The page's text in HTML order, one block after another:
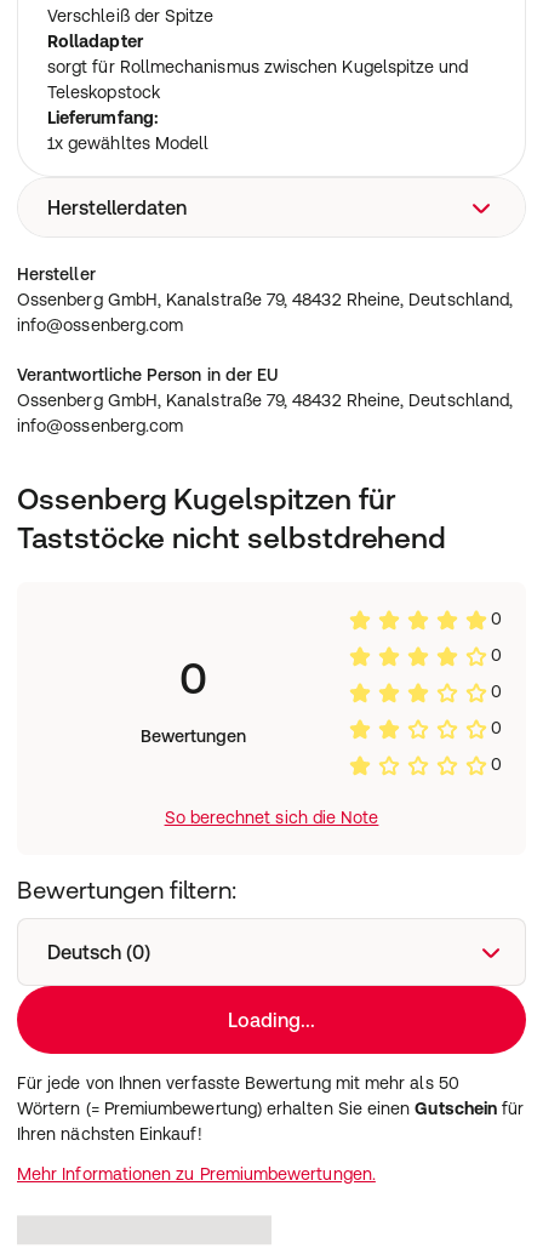
Verschleiß der Spitze
Rolladapter
sorgt für Rollmechanismus zwischen Kugelspitze und
Teleskopstock
Lieferumfang:
1x gewähltes Modell
Herstellerdaten
Ossenberg GmbH, Kanalstraße 79, 48432 Rheine,
Deutschland, info@ossenberg.com
Hersteller
Ossenberg GmbH, Kanalstraße 79, 48432 Rheine, Deutschland,
info@ossenberg.com
Verantwortliche Person in der EU
Ossenberg GmbH, Kanalstraße 79, 48432 Rheine, Deutschland,
info@ossenberg.com
Ossenberg Kugelspitzen für
Taststöcke nicht selbstdrehend
0
Bewertungen
0
0
0
0
0
So berechnet sich die Note
Bewertungen filtern:
Deutsch (0)
Loading...
Für jede von Ihnen verfasste Bewertung mit mehr als 50
Wörtern (= Premiumbewertung) erhalten Sie einenGutschein für
Ihren nächsten Einkauf!
Mehr Informationen zu Premiumbewertungen.